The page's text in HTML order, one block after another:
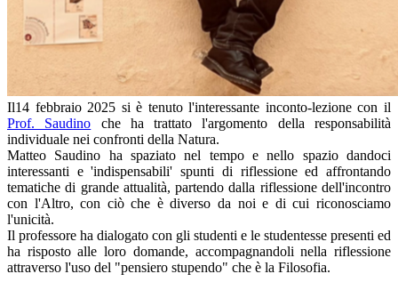
Il14 febbraio 2025 si è tenuto l'interessante inconto-lezione con il
Prof. Saudino che ha trattato l'argomento della responsabilità
individuale nei confronti della Natura.
Matteo Saudino ha spaziato nel tempo e nello spazio dandoci
interessanti e 'indispensabili' spunti di riflessione ed affrontando
tematiche di grande attualità, partendo dalla riflessione dell'incontro
con l'Altro, con ciò che è diverso da noi e di cui riconosciamo
l'unicità.
Il professore ha dialogato con gli studenti e le studentesse presenti ed
ha risposto alle loro domande, accompagnandoli nella riflessione
attraverso l'uso del "pensiero stupendo" che è la Filosofia.